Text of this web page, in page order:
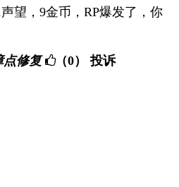
望，9金币，RP爆发了，你
点修复 （0） 投诉